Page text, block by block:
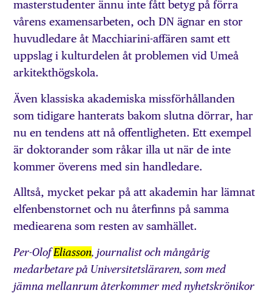
masterstudenter ännu inte fått betyg på förra
vårens examensarbeten, och DN ägnar en stor
huvudledare åt Macchiarini-affären samt ett
uppslag i kulturdelen åt problemen vid Umeå
arkitekthögskola.
Även klassiska akademiska missförhållanden
som tidigare hanterats bakom slutna dörrar, har
nu en tendens att nå offentligheten. Ett exempel
är doktorander som råkar illa ut när de inte
kommer överens med sin handledare.
Alltså, mycket pekar på att akademin har lämnat
elfenbenstornet och nu återfinns på samma
mediearena som resten av samhället.
Per-OlofEliasson, journalist och mångårig
medarbetare på Universitetsläraren, som med
jämna mellanrum återkommer med nyhetskrönikor